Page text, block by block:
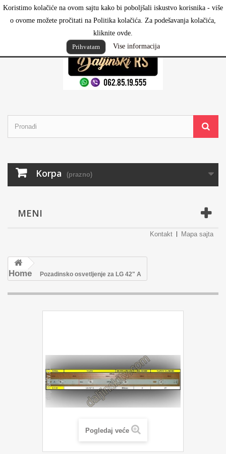
Koristimo kolačiće na ovom sajtu kako bi poboljšali iskustvo korisnika - više
o ovome možete pročitati na Politika kolačića. Za podešavanja kolačića,
kliknite ovde.
Prihvatam
Vise informacija
Prijavi se
Korpa (prazno)
MENI
Kontakt Mapa sajta
Home Pozadinsko osvetljenje za LG 42" A
Pogledaj veće